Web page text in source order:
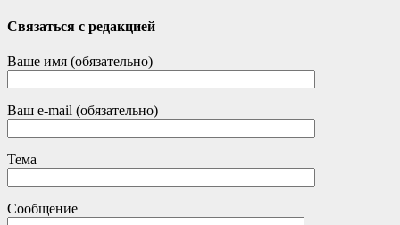
Связаться с редакцией
Ваше имя (обязательно)
Ваш e-mail (обязательно)
Тема
Сообщение